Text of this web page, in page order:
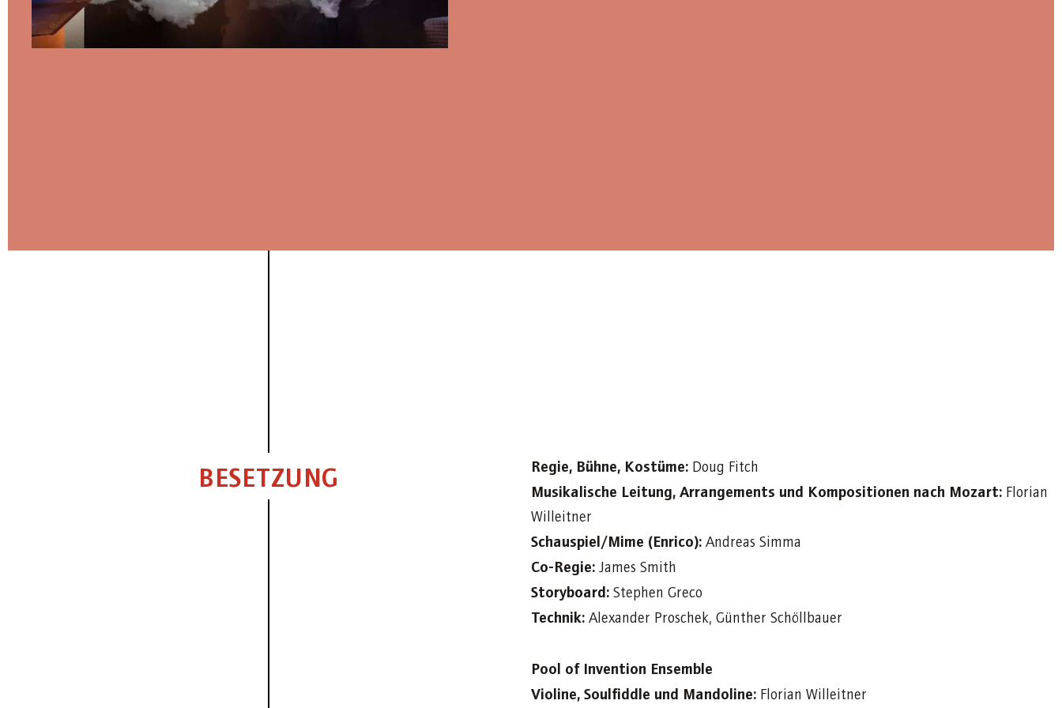
BESETZUNG Regie, Bühne, Kostüme: Doug Fitch
Musikalische Leitung, Arrangements und Kompositionen nach Mozart: Florian
Willeitner
Schauspiel/Mime (Enrico): Andreas Simma
Co-Regie: James Smith
Storyboard: Stephen Greco
Technik: Alexander Proschek, Günther Schöllbauer
Pool of Invention Ensemble
Violine, Soulfiddle und Mandoline: Florian Willeitner